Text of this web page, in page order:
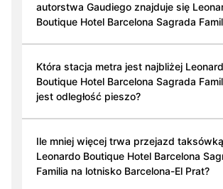
autorstwa Gaudiego znajduje się
Boutique Hotel Barcelona Sagrada
Która stacja metra jest najbliżej
Boutique Hotel Barcelona Sagrada
jest odległość pieszo?
Ile mniej więcej trwa przejazd
Leonardo Boutique Hotel Barcelona
Familia na lotnisko Barcelona-El Prat?